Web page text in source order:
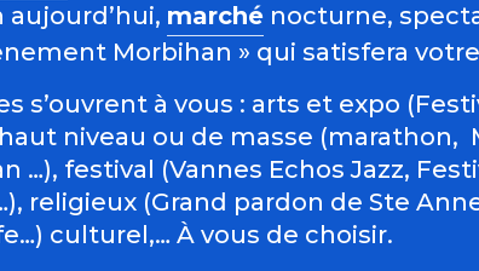
marché nocturne,
Morbihan » qui satisfera
s’ouvrent à vous : arts et expo
niveau ou de masse (marathon,
…), festival (Vannes Echos Jazz,
religieux (Grand pardon de Ste
culturel,… À vous de choisir.